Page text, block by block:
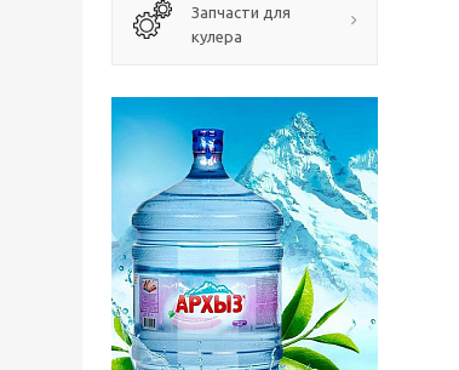
Запчасти для
кулера